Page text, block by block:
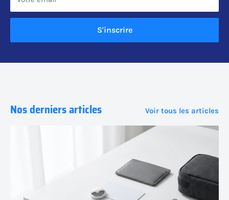
S'inscrire
Nos derniers articles Voir tous les articles